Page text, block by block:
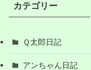
カテゴリー
Ｑ太郎日記
アンちゃん日記